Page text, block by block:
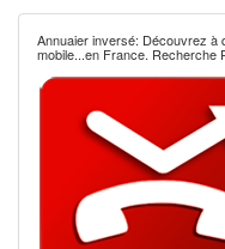
Annuaier inversé: Découvrez à
mobile...en France. Recherche